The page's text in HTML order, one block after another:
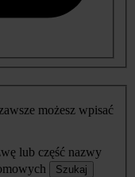
możesz wpisać
lub część nazwy
Szukaj